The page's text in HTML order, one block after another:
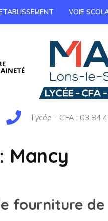
VOIE
Lycée - CFA :
Mancy
fourniture